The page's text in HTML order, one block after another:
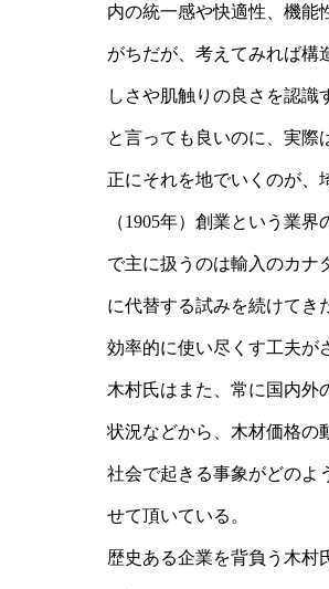
内の統一感や快適性、機能
がちだが、考えてみれば構
しさや肌触りの良さを認
と言っても良いのに、実際
正にそれを地でいくのが、
（1905年）創業という業
で主に扱うのは輸入のカナ
に代替する試みを続けてき
効率的に使い尽くす工夫が
木村氏はまた、常に国内外
状況などから、木材価格の
社会で起きる事象がどのよ
せて頂いている。
歴史ある企業を背負う木村